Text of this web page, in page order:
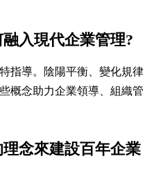
入現代企業管理?
指導。陰陽平衡、變化規律
概念助力企業領導、組織管
念來建設百年企業